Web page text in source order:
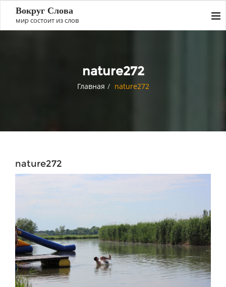
Вокруг Слова
мир состоит из слов
nature272
Главная nature272
nature272